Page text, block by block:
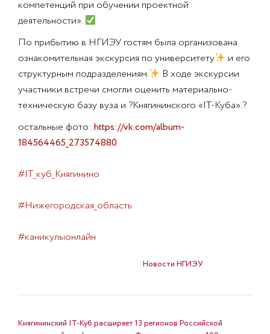
компетенций при обучении проектной
деятельности».
По прибытию в НГИЭУ гостям была организована
ознакомительная экскурсия по университету
и его
структурным подразделениям.
В ходе экскурсии
участники встречи смогли оценить материально-
техническую базу вуза и ?Княгининского «IT-Куба».?
остальные фото: https://vk.com/album-
184564465_273574880
#IT_куб_Княгинино
#Нижегородская_область
#каникулыонлайн
Новости НГИЭУ
Княгининский IT-Куб расширяет 13 регионов Российской